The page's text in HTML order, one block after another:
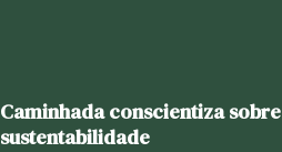
Caminhada conscientiza
sustentabilidade